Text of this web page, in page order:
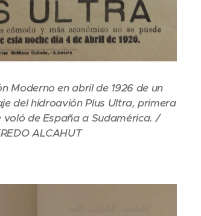
Moderno en abril de 1926 de un
del hidroavión Plus Ultra, primera
voló de España a Sudamérica. /
ALCAHUT